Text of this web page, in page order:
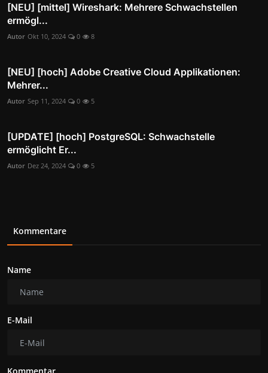
[NEU] [mittel] Wireshark: Mehrere Schwachstellen
ermögl...
Autor Okt 10, 2024 0 8
[NEU] [hoch] Adobe Creative Cloud Applikationen:
Mehrer...
Autor Sep 11, 2024 0 5
[UPDATE] [hoch] PostgreSQL: Schwachstelle
ermöglicht Er...
Autor Dez 24, 2024 0 5
Kommentare
Name
E-Mail